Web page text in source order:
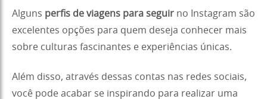
Alguns perfis de viagens para seguir no Instagram são
excelentes opções para quem deseja conhecer mais
sobre culturas fascinantes e experiências únicas.
Além disso, através dessas contas nas redes sociais,
você pode acabar se inspirando para realizar uma